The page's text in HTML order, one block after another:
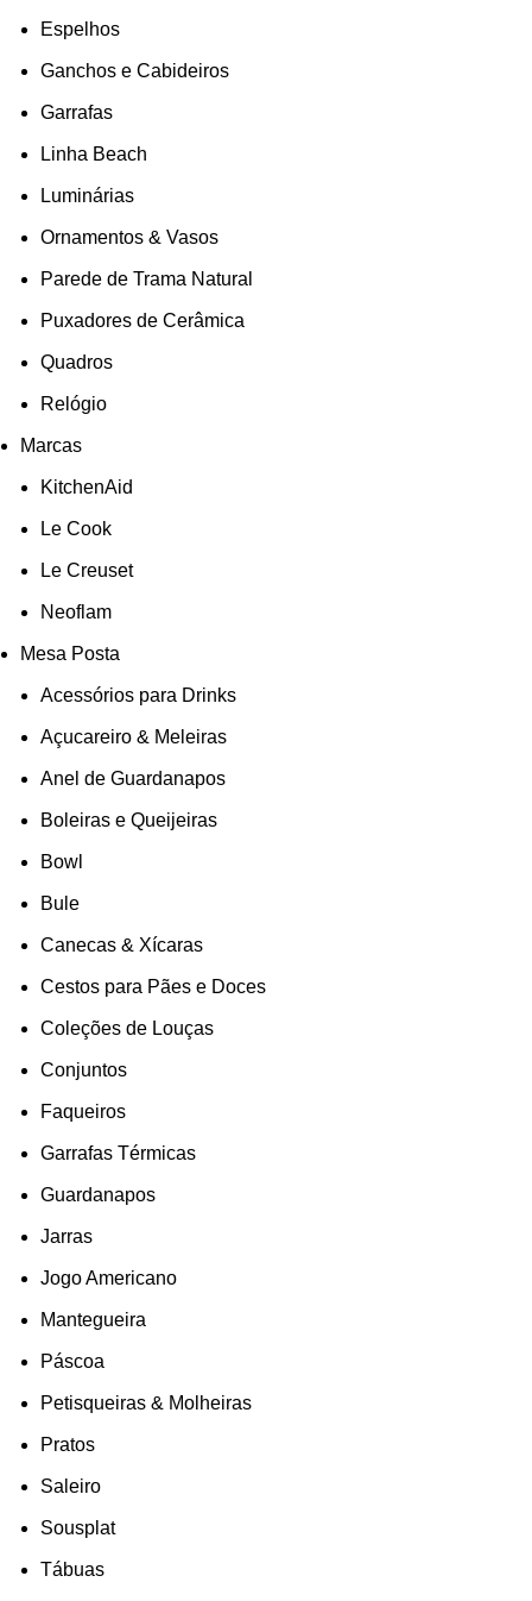
Espelhos
Ganchos e Cabideiros
Garrafas
Linha Beach
Luminárias
Ornamentos & Vasos
Parede de Trama Natural
Puxadores de Cerâmica
Quadros
Relógio
Marcas
KitchenAid
Le Cook
Le Creuset
Neoflam
Mesa Posta
Acessórios para Drinks
Açucareiro & Meleiras
Anel de Guardanapos
Boleiras e Queijeiras
Bowl
Bule
Canecas & Xícaras
Cestos para Pães e Doces
Coleções de Louças
Conjuntos
Faqueiros
Garrafas Térmicas
Guardanapos
Jarras
Jogo Americano
Mantegueira
Páscoa
Petisqueiras & Molheiras
Pratos
Saleiro
Sousplat
Tábuas